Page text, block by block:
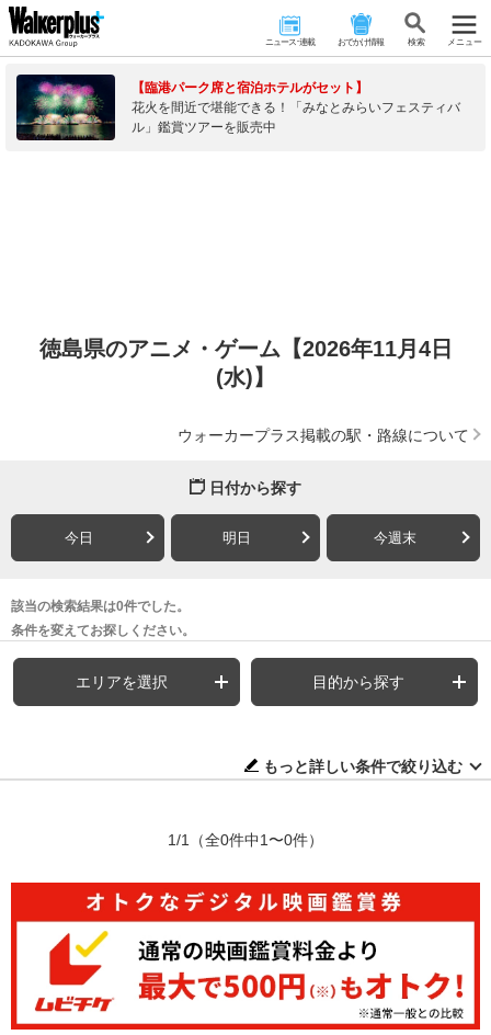
ニュース･連載 おでかけ情報 検 索 メニュー
【臨港パーク席と宿泊ホテルがセット】
花火を間近で堪能できる！「みなとみらいフェスティバ
ル」鑑賞ツアーを販売中
徳島県のアニメ・ゲーム【2026年11月4日
(水)】
ウォーカープラス掲載の駅・路線について
日付から探す
今日 明日 今週末
該当の検索結果は0件でした。
条件を変えてお探しください。
エリアを選択 目的から探す
もっと詳しい条件で絞り込む
1/1 （全0件中1〜0件）